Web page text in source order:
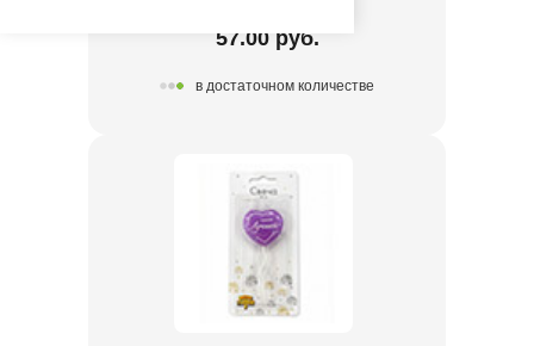
57.00 руб.
в достаточном количестве